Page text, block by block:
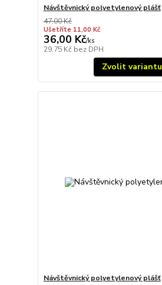
Návštěvnický polyetylenový plášť
47,00 Kč
Ušetříte 11,00 Kč
36,00 Kč/ks
29,75 Kč bez DPH
Zvolit variantu
Návštěvnický polyetylenový plášť